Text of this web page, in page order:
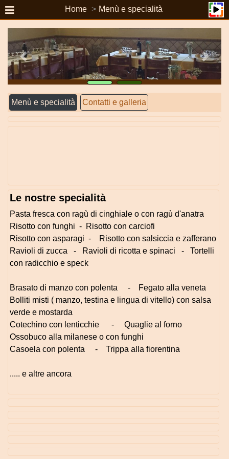
Home Menù e specialità
Menù e specialità Contatti e galleria
Le nostre specialità
Pasta fresca con ragù di cinghiale o con ragù d'anatra
Risotto con funghi - Risotto con carciofi
Risotto con asparagi - Risotto con salsiccia e zafferano
Ravioli di zucca - Ravioli di ricotta e spinaci - Tortelli
con radicchio e speck
Brasato di manzo con polenta - Fegato alla veneta
Bolliti misti ( manzo, testina e lingua di vitello) con salsa
verde e mostarda
Cotechino con lenticchie - Quaglie al forno
Ossobuco alla milanese o con funghi
Casoela con polenta - Trippa alla fiorentina
..... e altre ancora